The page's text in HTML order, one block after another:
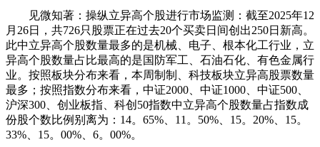
见微知著：操纵立异高个股进行市场监测：截至2025年12
月26日，共726只股票正在过去20个买卖日间创出250日新高。
此中立异高个股数量最多的是机械、电子、根本化工行业，立
异高个股数量占比最高的是国防军工、石油石化、有色金属行
业。按照板块分布来看，本周制制、科技板块立异高股票数量
最多；按照指数分布来看，中证2000、中证1000、中证500、
沪深300、创业板指、科创50指数中立异高个股数量占指数成
份股个数比例别离为：14。65%、11。50%、15。20%、15。
33%、15。00%、6。00%。